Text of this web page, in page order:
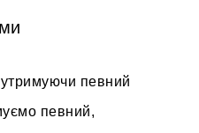
певний
певний,